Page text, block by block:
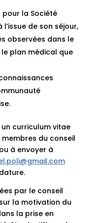
la Société
de son séjour,
observées dans le
plan médical que
curriculum vitae
du conseil
à envoyer à
par le conseil
la motivation du
la prise en